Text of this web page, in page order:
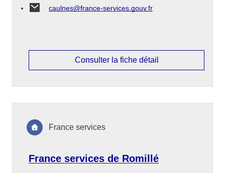
caulnes@france-services.gouv.fr
Consulter la fiche détail
France services de Romillé
France services